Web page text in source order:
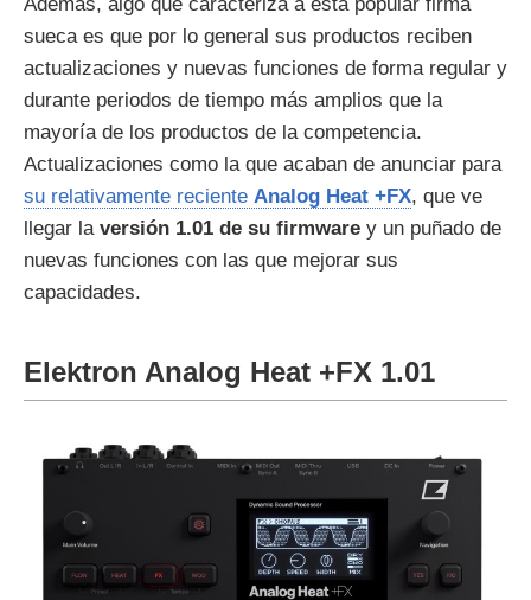
sueca es que por lo general sus productos reciben
actualizaciones y nuevas funciones de forma regular y
durante periodos de tiempo más amplios que la
mayoría de los productos de la competencia.
Actualizaciones como la que acaban de anunciar para
su relativamente reciente Analog Heat +FX, que ve
llegar la versión 1.01 de su firmware y un puñado de
nuevas funciones con las que mejorar sus
capacidades.
Elektron Analog Heat +FX 1.01